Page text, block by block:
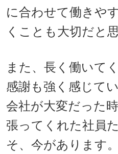
に合わせて働きや
くことも大切だと
また、長く働いて
感謝も強く感じてい
会社が大変だった
張ってくれた社員
そ、今があります。